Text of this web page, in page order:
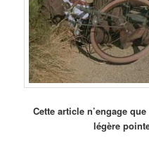
Cette article n’engage
légère